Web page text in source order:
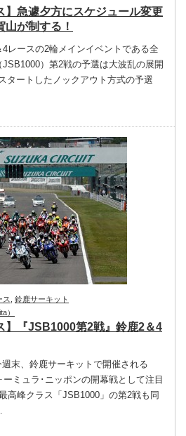
】急遽夕方にスケジュール変更
山が制する！
4レースの2輪メインイベントである全
）第2戦の予選は大波乱の展開
タートしたノックアウト方式の予選
ス
鈴鹿サーキット
）
】『JSB1000第2戦』鈴鹿2＆4
末、鈴鹿サーキットで開催される
ーミュラ･ニッポンの開幕戦として注目
高峰クラス「JSB1000」の第2戦も同